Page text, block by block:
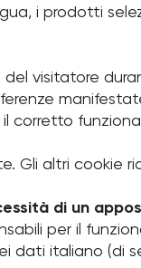
i prodotti
visitatore
corretto
Gli altri cookie
di un
per il
italiano (di